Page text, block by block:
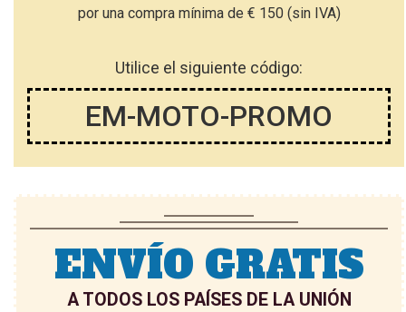
por una compra mínima de € 150 (sin IVA)
Utilice el siguiente código:
EM-MOTO-PROMO
ENVÍO GRATIS
A TODOS LOS PAÍSES DE LA UNIÓN